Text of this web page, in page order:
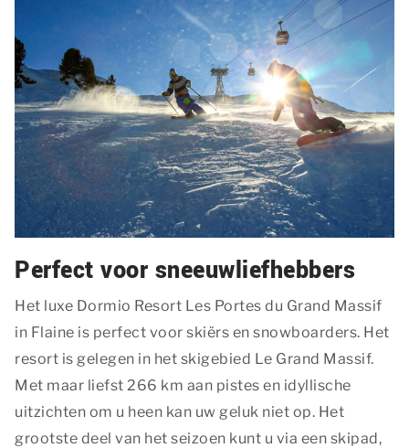
Perfect voor sneeuwliefhebbers
Het luxe Dormio Resort Les Portes du Grand Massif
in Flaine is perfect voor skiërs en snowboarders. Het
resort is gelegen in het skigebied Le Grand Massif.
Met maar liefst 266 km aan pistes en idyllische
uitzichten om u heen kan uw geluk niet op. Het
grootste deel van het seizoen kunt u via een skipad,